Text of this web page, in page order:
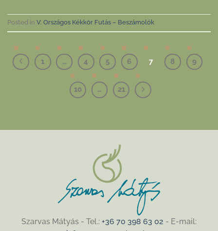
Posted in V. Országos Kékkör Futás – Beszámolók
1 … 4 5 6 7 8 9
10 … 21
Szarvas Mátyás - Tel.: +36 70 398 63 02 - E-mail: